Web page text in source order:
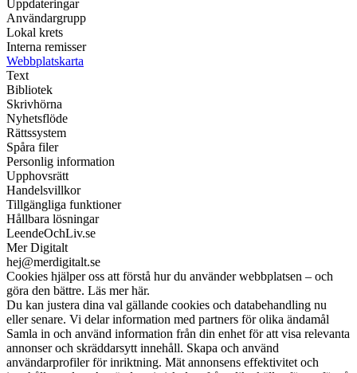
Uppdateringar
Användargrupp
Lokal krets
Interna remisser
Webbplatskarta
Text
Bibliotek
Skrivhörna
Nyhetsflöde
Rättssystem
Spåra filer
Personlig information
Upphovsrätt
Handelsvillkor
Tillgängliga funktioner
Hållbara lösningar
LeendeOchLiv.se
Mer Digitalt
hej@merdigitalt.se
Cookies hjälper oss att förstå hur du använder webbplatsen – och
göra den bättre. Läs mer här.
Du kan justera dina val gällande cookies och databehandling nu
eller senare. Vi delar information med partners för olika ändamål
Samla in och använd information från din enhet för att visa relevanta
annonser och skräddarsytt innehåll. Skapa och använd
användarprofiler för inriktning. Mät annonsens effektivitet och